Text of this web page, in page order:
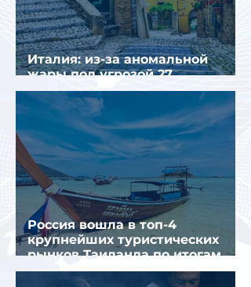
Италия: из-за аномальной
жары под угрозой 27
крупнейших городов
Россия вошла в топ-4
крупнейших туристических
рынков Таиланда по итогам
семи месяцев 2026 года